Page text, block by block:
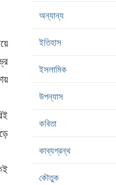
অন্যান্য
ইতিহাস
ইসলামিক
উপন্যাস
কবিতা
কাব্যগ্রন্থ
কৌতুক